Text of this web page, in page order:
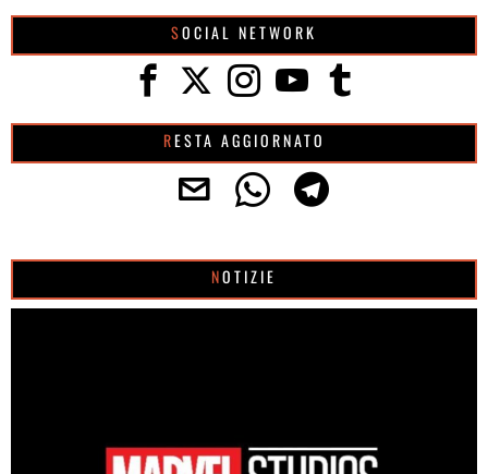
SOCIAL NETWORK
RESTA AGGIORNATO
NOTIZIE